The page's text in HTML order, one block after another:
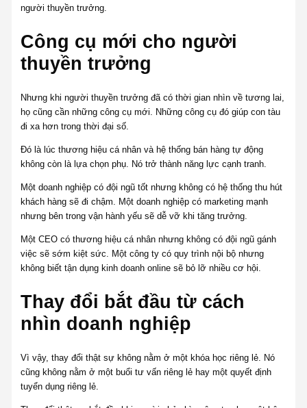
người thuyền trưởng.
Công cụ mới cho người
thuyền trưởng
Nhưng khi người thuyền trưởng đã có thời gian nhìn về tương lai,
họ cũng cần những công cụ mới. Những công cụ đó giúp con tàu
đi xa hơn trong thời đại số.
Đó là lúc thương hiệu cá nhân và hệ thống bán hàng tự động
không còn là lựa chọn phụ. Nó trở thành năng lực cạnh tranh.
Một doanh nghiệp có đội ngũ tốt nhưng không có hệ thống thu hút
khách hàng sẽ đi chậm. Một doanh nghiệp có marketing mạnh
nhưng bên trong vận hành yếu sẽ dễ vỡ khi tăng trưởng.
Một CEO có thương hiệu cá nhân nhưng không có đội ngũ gánh
việc sẽ sớm kiệt sức. Một công ty có quy trình nội bộ nhưng
không biết tận dụng kinh doanh online sẽ bỏ lỡ nhiều cơ hội.
Thay đổi bắt đầu từ cách
nhìn doanh nghiệp
Vì vậy, thay đổi thật sự không nằm ở một khóa học riêng lẻ. Nó
cũng không nằm ở một buổi tư vấn riêng lẻ hay một quyết định
tuyển dụng riêng lẻ.